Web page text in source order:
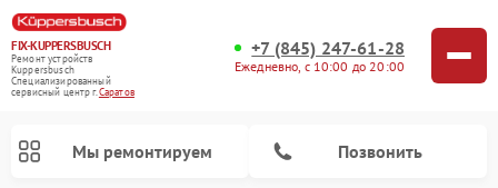
FIX-KUPPERSBUSCH
Ремонт устройств
Kuppersbusch
Специализированный
cервисный центр г.Саратов
+7 (845) 247-61-28
Ежедневно, с 10:00 до 20:00
Мы ремонтируем Позвонить